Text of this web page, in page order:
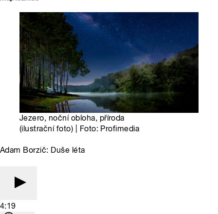
Jezero, noční obloha, příroda
(ilustrační foto) | Foto: Profimedia
Adam Borzič: Duše léta
4:19